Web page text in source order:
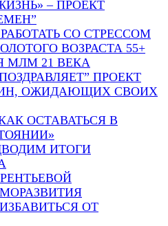
– ПРОЕКТ
СО СТРЕССОМ
ВОЗРАСТА 55+
МЛМ 21 ВЕКА
ПРОЕКТ
ОЖИДАЮЩИХ СВОИХ
ОСТАВАТЬСЯ В
ИТОГИ
ОТ